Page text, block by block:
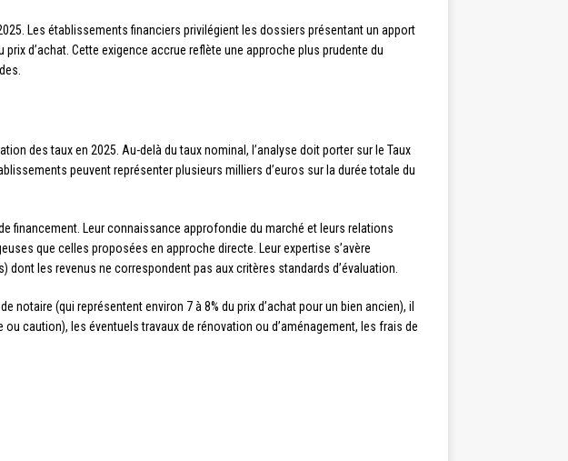
Les établissements financiers privilégient les dossiers présentant un apport
d’achat. Cette exigence accrue reflète une approche plus prudente du
des taux en 2025. Au-delà du taux nominal, l’analyse doit porter sur le Taux
peuvent représenter plusieurs milliers d’euros sur la durée totale du
financement. Leur connaissance approfondie du marché et leurs relations
que celles proposées en approche directe. Leur expertise s’avère
les revenus ne correspondent pas aux critères standards d’évaluation.
(qui représentent environ 7 à 8% du prix d’achat pour un bien ancien), il
caution), les éventuels travaux de rénovation ou d’aménagement, les frais de